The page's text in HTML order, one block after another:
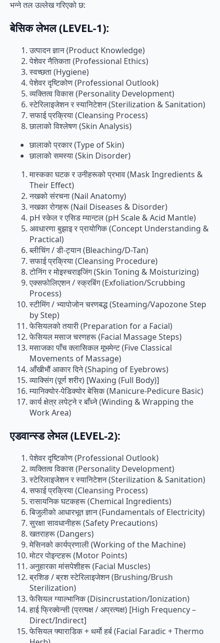
भन्ने तल उल्लेख गरिएको छ:
बेसिक लेभल (LEVEL-1):
उत्पादन ज्ञान (Product Knowledge)
पेशेवर नैतिकता (Professional Ethics)
स्वच्छता (Hygiene)
पेशेवर दृष्टिकोण (Professional Outlook)
व्यक्तित्व विकास (Personality Development)
स्टेरिलाइजेशन र स्यानिटेशन (Sterilization & Sanitation)
सफाई प्रक्रिया (Cleansing Process)
छालाको विश्लेषण (Skin Analysis)
छालाको प्रकार (Type of Skin)
छालाको समस्या (Skin Disorder)
मास्कका घटक र उनीहरूको प्रभाव (Mask Ingredients &
Their Effect)
नखको संरचना (Nail Anatomy)
नखका रोगहरू (Nail Diseases & Disorder)
pH स्केल र एसिड म्यान्टल (pH Scale & Acid Mantle)
अवधारणा बुझाइ र प्रायोगिक (Concept Understanding &
Practical)
ब्लीचिंग / डी-ट्यान (Bleaching/D-Tan)
सफाई प्रक्रिया (Cleansing Procedure)
टोनिंग र मोइस्चराइजिंग (Skin Toning & Moisturizing)
एक्सफोलिएशन / स्क्रबिंग (Exfoliation/Scrubbing
Process)
स्टीमिंग / भ्यापोजोन चरणबद्ध (Steaming/Vapozone Step
by Step)
फेसियलको तयारी (Preparation for a Facial)
फेसियल मसाज चरणहरू (Facial Massage Steps)
मसाजका पाँच क्लासिकल मूभमेन्ट (Five Classical
Movements of Massage)
आँखीभौं आकार दिने (Shaping of Eyebrows)
व्याक्सिंग (पूर्ण शरीर) [Waxing (Full Body)]
म्यानिक्योर-पेडिक्योर बेसिक (Manicure-Pedicure Basic)
कार्य क्षेत्र लपेट्ने र बाँध्ने (Winding & Wrapping the
Work Area)
एडवान्स्ड लेभल (LEVEL-2):
पेशेवर दृष्टिकोण (Professional Outlook)
व्यक्तित्व विकास (Personality Development)
स्टेरिलाइजेशन र स्यानिटेशन (Sterilization & Sanitation)
सफाई प्रक्रिया (Cleansing Process)
रासायनिक घटकहरू (Chemical Ingredients)
बिजुलीको आधारभूत ज्ञान (Fundamentals of Electricity)
सुरक्षा सावधानीहरू (Safety Precautions)
खतराहरू (Dangers)
मेसिनको कार्यप्रणाली (Working of the Machine)
मोटर पोइन्टहरू (Motor Points)
अनुहारका मांसपेशीहरू (Facial Muscles)
ब्रशिङ / ब्रश स्टेरिलाइजेशन (Brushing/Brush
Sterilization)
फेसियल ग्याल्भानिक (Disincrustation/Ionization)
हाई फ्रिक्वेन्सी (प्रत्यक्ष / अप्रत्यक्ष) [High Frequency –
Direct/Indirect]
फेसियल फ्याराडिक + थर्मो हर्ब (Facial Faradic + Thermo